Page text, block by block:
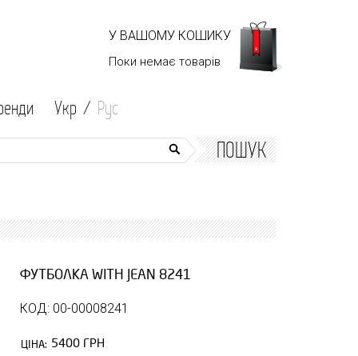
У ВАШОМУ КОШИКУ
Поки немає товарів
Укр / Рус
ПОШУК
ФУТБОЛКА WITH JEAN 8241
КОД: 00-00008241
ЦІНА: 5400 ГРН